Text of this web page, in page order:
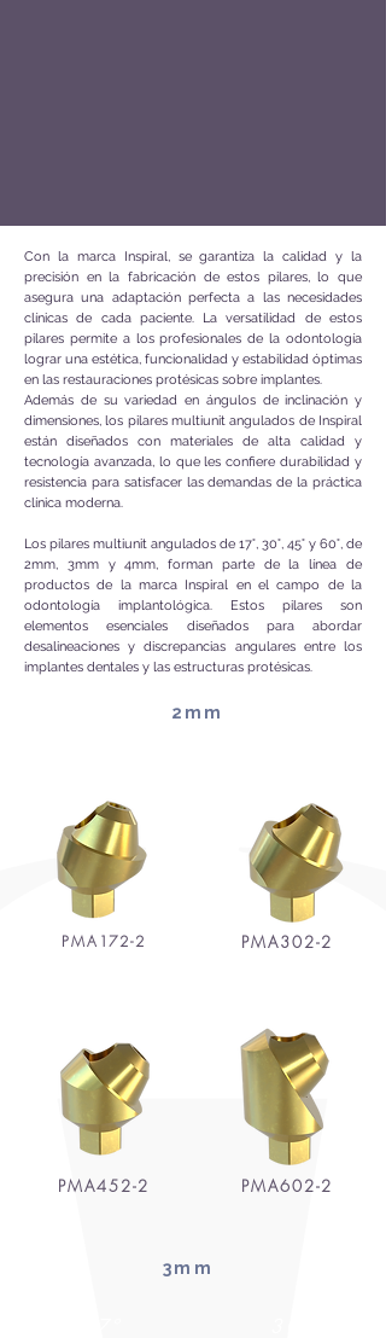
Con la marca Inspiral, se garantiza la calidad y la
precisión en la fabricación de estos pilares, lo que
asegura una adaptación perfecta a las necesidades
clínicas de cada paciente. La versatilidad de estos
pilares permite a los profesionales de la odontología
lograr una estética, funcionalidad y estabilidad óptimas
en las restauraciones protésicas sobre implantes.
Además de su variedad en ángulos de inclinación y
dimensiones, los pilares multiunit angulados de Inspiral
están diseñados con materiales de alta calidad y
tecnología avanzada, lo que les confiere durabilidad y
resistencia para satisfacer las demandas de la práctica
clínica moderna.
Los pilares multiunit angulados de 17°, 30°, 45° y 60°, de
2mm, 3mm y 4mm, forman parte de la línea de
productos de la marca Inspiral en el campo de la
odontología implantológica. Estos pilares son
elementos esenciales diseñados para abordar
desalineaciones y discrepancias angulares entre los
implantes dentales y las estructuras protésicas.
2mm
PMA172-2
PMA452-2
PMA302-2
PMA602-2
3mm